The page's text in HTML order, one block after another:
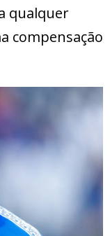
qualquer
compensação